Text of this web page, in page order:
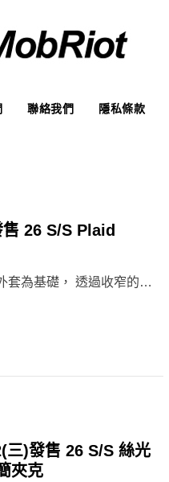
聯絡我們 隱私條款
26 S/S Plaid
套為基礎， 透過收窄的…
三)發售 26 S/S 絲光
夾克